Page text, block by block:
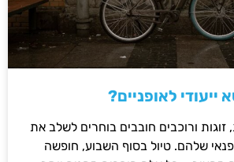
לאופניים?
זוגות ורוכבים חובבים בוחרים לשלב את
שלהם. טיול בסוף השבוע, חופשה